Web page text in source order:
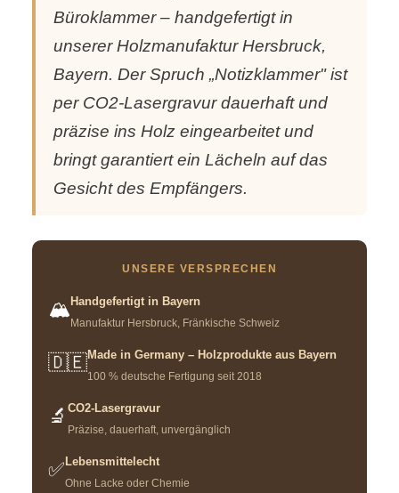
Büroklammer – handgefertigt in
unserer Holzmanufaktur Hersbruck,
Bayern. Der Spruch „Notizklammer" ist
per CO2-Lasergravur dauerhaft und
präzise ins Holz eingearbeitet und
bringt garantiert ein Lächeln auf das
Gesicht des Empfängers.
UNSERE VERSPRECHEN
🏔️ Handgefertigt in Bayern
Manufaktur Hersbruck, Fränkische Schweiz
🇩🇪Made in Germany – Holzprodukte aus Bayern
100 % deutsche Fertigung seit 2018
🔬 CO2-Lasergravur
Präzise, dauerhaft, unvergänglich
✅ Lebensmittelecht
Ohne Lacke oder Chemie